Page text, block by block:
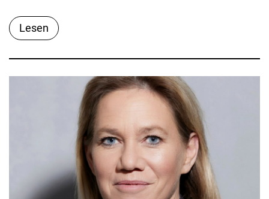
Lesen